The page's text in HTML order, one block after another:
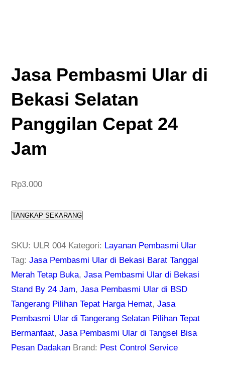
Jasa Pembasmi Ular di
Bekasi Selatan
Panggilan Cepat 24
Jam
Rp3.000
TANGKAP SEKARANG
SKU: ULR 004 Kategori: Layanan Pembasmi Ular
Tag:Jasa Pembasmi Ular di Bekasi Barat Tanggal
Merah Tetap Buka,Jasa Pembasmi Ular di Bekasi
Stand By 24 Jam,Jasa Pembasmi Ular di BSD
Tangerang Pilihan Tepat Harga Hemat,Jasa
Pembasmi Ular di Tangerang Selatan Pilihan Tepat
Bermanfaat,Jasa Pembasmi Ular di Tangsel Bisa
Pesan Dadakan Brand: Pest Control Service